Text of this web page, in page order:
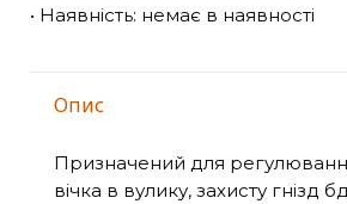
• Наявність: немає в наявності
Опис
Призначений для
вічка в вулику, захисту гнізд